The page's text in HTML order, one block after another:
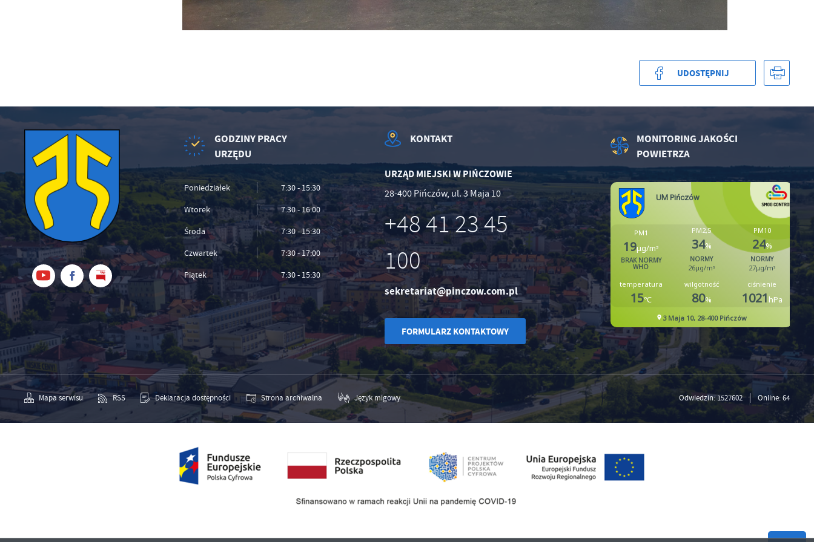
UDOSTĘPNIJ
GODZINY PRACY
URZĘDU
Poniedziałek 7:30 - 15:30
Wtorek 7:30 - 16:00
Środa 7:30 - 15:30
Czwartek 7:30 - 17:00
Piątek 7:30 - 15:30
KONTAKT
URZĄD MIEJSKI W PIŃCZOWIE
28-400 Pińczów, ul. 3 Maja 10
+48 41 23 45
100
sekretariat@pinczow.com.pl
FORMULARZ KONTAKTOWY
MONITORING JAKOŚCI
POWIETRZA
Mapa serwisu RSS Deklaracja dostępności Strona archiwalna Język migowy Odwiedzin: 1527602 Online: 64
będących naszymi partnerami oraz innych dostawców usług. Firmy te działają w charakterze
pośredników prezentujących nasze treści w postaci wiadomości, ofert, komunikatów mediów
społecznościowych.